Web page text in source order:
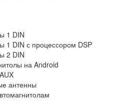
1 DIN
1 DIN с процессором DSP
2 DIN
на Android
антенны